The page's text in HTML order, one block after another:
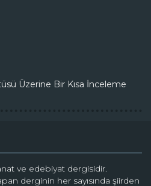
Üzerine Bir Kısa İnceleme
ve edebiyat dergisidir.
derginin her sayısında şiirden